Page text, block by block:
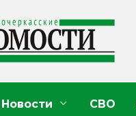
Новости СВО